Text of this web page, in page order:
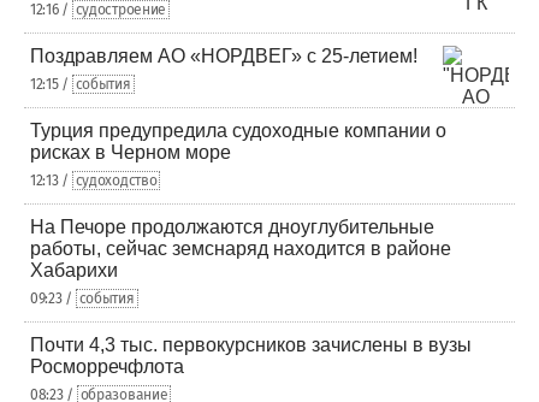
12:16 / судостроение
Поздравляем АО «НОРДВЕГ» с 25-летием!
12:15 / события
Турция предупредила судоходные компании о
рисках в Черном море
12:13 / судоходство
На Печоре продолжаются дноуглубительные
работы, сейчас земснаряд находится в районе
Хабарихи
09:23 / события
Почти 4,3 тыс. первокурсников зачислены в вузы
Росморречфлота
08:23 / образование